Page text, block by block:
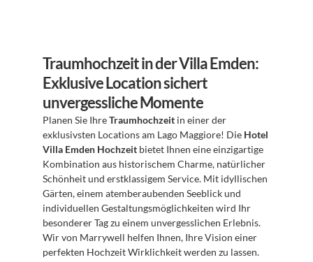
Traumhochzeit in der Villa Emden:
Exklusive Location sichert
unvergessliche Momente
Planen Sie Ihre Traumhochzeit in einer der
exklusivsten Locations am Lago Maggiore! Die Hotel
Villa Emden Hochzeit bietet Ihnen eine einzigartige
Kombination aus historischem Charme, natürlicher
Schönheit und erstklassigem Service. Mit idyllischen
Gärten, einem atemberaubenden Seeblick und
individuellen Gestaltungsmöglichkeiten wird Ihr
besonderer Tag zu einem unvergesslichen Erlebnis.
Wir von Marrywell helfen Ihnen, Ihre Vision einer
perfekten Hochzeit Wirklichkeit werden zu lassen.